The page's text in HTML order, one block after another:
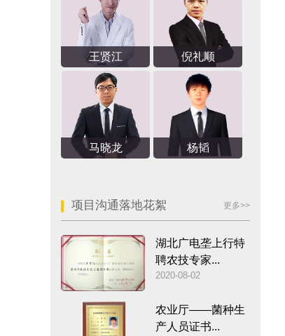
王贤江 倪礼顺
马晓龙 杨韬
项目沟通落地花絮 更多>>
湖北广电垄上行特
聘农技专家...
2020-08-02
农业厅——菌种生
产人员证书...